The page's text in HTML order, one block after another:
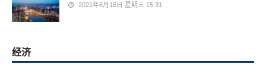
2021年6月16日 星期三 15:31
经济